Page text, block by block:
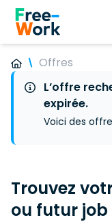
Offres
L’offre
expirée.
Voici des
Trouvez
ou futur job